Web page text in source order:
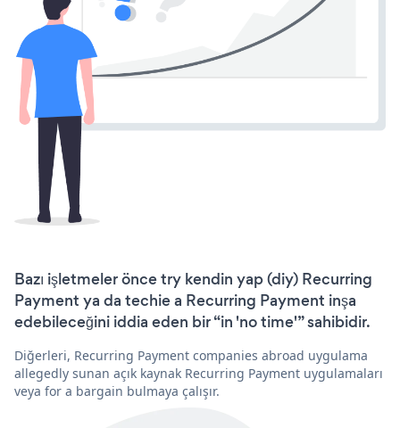
Bazı işletmeler önce try kendin yap (diy) Recurring
Payment ya da techie a Recurring Payment inşa
edebileceğini iddia eden bir “in 'no time'” sahibidir.
Diğerleri, Recurring Payment companies abroad uygulama
allegedly sunan açık kaynak Recurring Payment uygulamaları
veya for a bargain bulmaya çalışır.